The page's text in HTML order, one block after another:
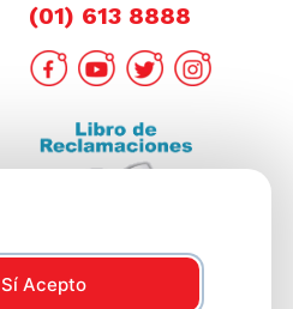
(01) 613 8888
Sí Acepto